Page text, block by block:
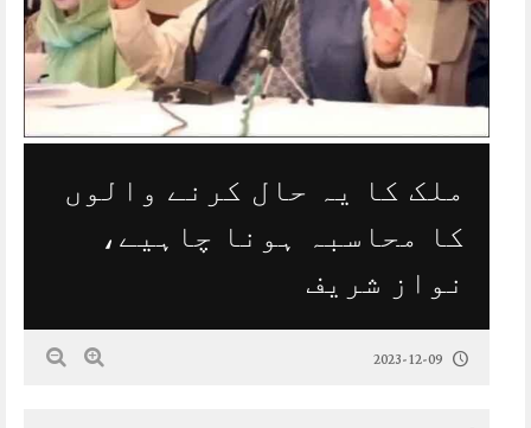
ملک کا یہ حال کرنے والوں
کا محاسبہ ہونا چاہیے،
نواز شریف
2023-12-09